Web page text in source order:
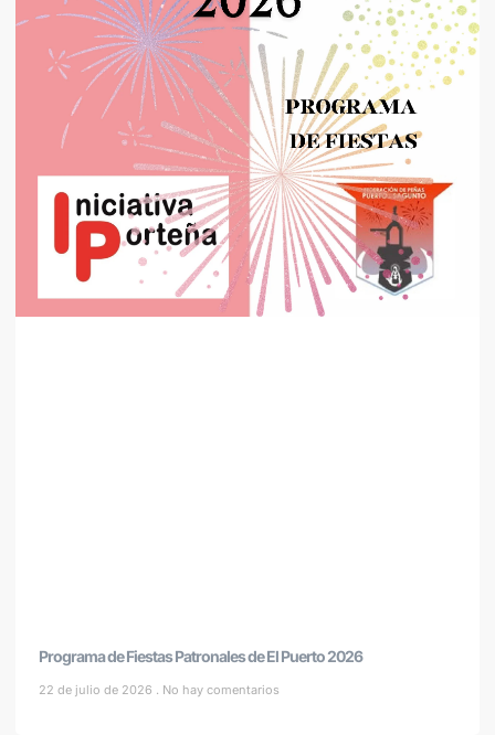
Programa de Fiestas Patronales de El Puerto 2026
22 de julio de 2026 No hay comentarios